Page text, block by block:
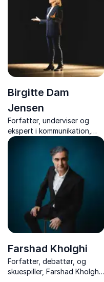
gennemslagskraft og bedre
relationer.
Birgitte Dam
Jensen
Forfatter, underviser og
ekspert i kommunikation,
Birgitte Dam Jensen,
inspirerer med foredrag om
mental styrke og robusthed.
Farshad Kholghi
Forfatter, debattør, og
skuespiller, Farshad Kholghi